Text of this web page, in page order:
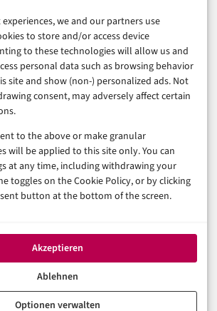
we and our partners use
to store and/or access device
to these technologies will allow us and
personal data such as browsing behavior
site and show (non-) personalized ads. Not
consent, may adversely affect certain
to the above or make granular
will be applied to this site only. You can
at any time, including withdrawing your
toggles on the Cookie Policy, or by clicking
button at the bottom of the screen.
Akzeptieren
Ablehnen
Optionen verwalten
Kit
(EU)